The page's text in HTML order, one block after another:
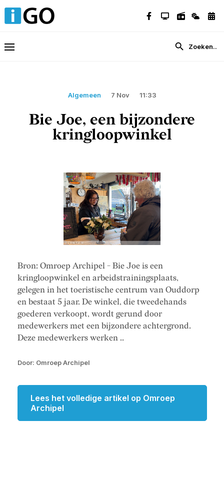
Algemeen 7 Nov 11:33
Bie Joe, een bijzondere
kringloopwinkel
Bron: Omroep Archipel - Bie Joe is een
kringloopwinkel en arbeidstrainingsplaats,
gelegen in het toeristische centrum van Ouddorp
en bestaat 5 jaar. De winkel, die tweedehands
goederen verkoopt, wordt gerund door
medewerkers met een bijzondere achtergrond.
Deze medewerkers werken ..
Door: Omroep Archipel
Lees het volledige artikel op Omroep
Archipel